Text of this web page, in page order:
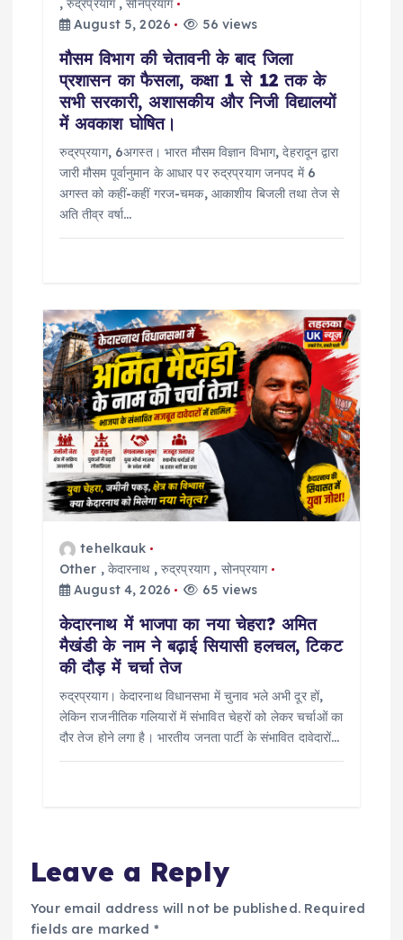
,रुद्रप्रयाग,सोनप्रयाग
August 5, 2026
56 views
मौसम विभाग की चेतावनी के बाद जिला
प्रशासन का फैसला, कक्षा 1 से 12 तक के
सभी सरकारी, अशासकीय और निजी विद्यालयों
में अवकाश घोषित।
रुद्रप्रयाग, 6अगस्त। भारत मौसम विज्ञान विभाग, देहरादून द्वारा
जारी मौसम पूर्वानुमान के आधार पर रुद्रप्रयाग जनपद में 6
अगस्त को कहीं-कहीं गरज-चमक, आकाशीय बिजली तथा तेज से
अति तीव्र वर्षा…
tehelkauk
Other , केदारनाथ,रुद्रप्रयाग, सोनप्रयाग
August 4, 2026
65 views
केदारनाथ में भाजपा का नया चेहरा? अमित
मैखंडी के नाम ने बढ़ाई सियासी हलचल, टिकट
की दौड़ में चर्चा तेज
रुद्रप्रयाग। केदारनाथ विधानसभा में चुनाव भले अभी दूर हों,
लेकिन राजनीतिक गलियारों में संभावित चेहरों को लेकर चर्चाओं का
दौर तेज होने लगा है। भारतीय जनता पार्टी के संभावित दावेदारों…
Leave a Reply
Your email address will not be published. Required
fields are marked *